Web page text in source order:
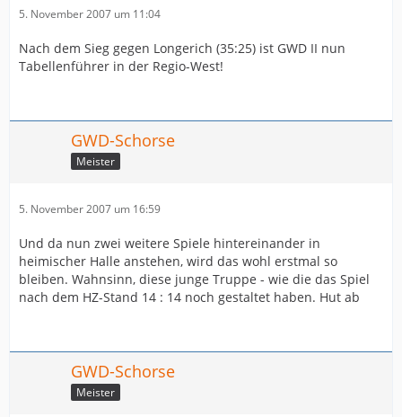
5. November 2007 um 11:04
Nach dem Sieg gegen Longerich (35:25) ist GWD II nun
Tabellenführer in der Regio-West!
GWD-Schorse
Meister
5. November 2007 um 16:59
Und da nun zwei weitere Spiele hintereinander in
heimischer Halle anstehen, wird das wohl erstmal so
bleiben. Wahnsinn, diese junge Truppe - wie die das Spiel
nach dem HZ-Stand 14 : 14 noch gestaltet haben. Hut ab
GWD-Schorse
Meister